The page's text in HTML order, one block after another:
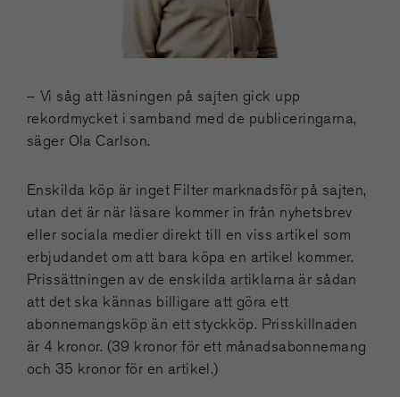
– Vi såg att läsningen på sajten gick upp
rekordmycket i samband med de publiceringarna,
säger Ola Carlson.
Enskilda köp är inget Filter marknadsför på sajten,
utan det är när läsare kommer in från nyhetsbrev
eller sociala medier direkt till en viss artikel som
erbjudandet om att bara köpa en artikel kommer.
Prissättningen av de enskilda artiklarna är sådan
att det ska kännas billigare att göra ett
abonnemangsköp än ett styckköp. Prisskillnaden
är 4 kronor. (39 kronor för ett månadsabonnemang
och 35 kronor för en artikel.)